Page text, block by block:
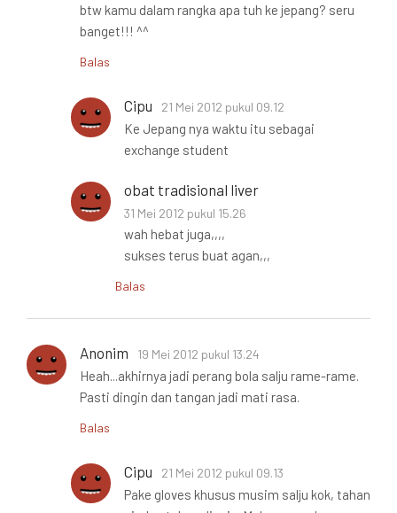
btw kamu dalam rangka apa tuh ke jepang? seru
banget!!! ^^
Balas
Cipu 21 Mei 2012 pukul 09.12
Ke Jepang nya waktu itu sebagai
exchange student
obat tradisional liver
31 Mei 2012 pukul 15.26
wah hebat juga,,,,
sukses terus buat agan,,,
Balas
Anonim 19 Mei 2012 pukul 13.24
Heah...akhirnya jadi perang bola salju rame-rame.
Pasti dingin dan tangan jadi mati rasa.
Balas
Cipu 21 Mei 2012 pukul 09.13
Pake gloves khusus musim salju kok, tahan